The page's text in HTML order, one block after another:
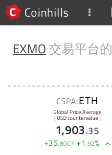
Coinhills
EXMO 交易平台的
CSPA:ETH
Global Price Average
( USD countervalue )
1,903.35
+35.8007 +1.92%